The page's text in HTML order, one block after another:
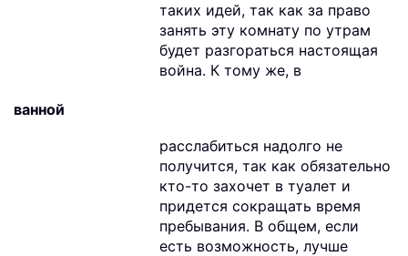
таких идей, так как за право
занять эту комнату по утрам
будет разгораться настоящая
война. К тому же, в
ванной
расслабиться надолго не
получится, так как обязательно
кто-то захочет в туалет и
придется сокращать время
пребывания. В общем, если
есть возможность, лучше